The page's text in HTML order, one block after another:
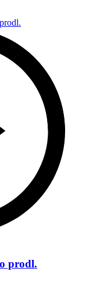
prodl.